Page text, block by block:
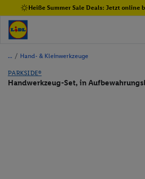
Heiße Summer Sale Deals: Jetzt online
/ Hand- & Kleinwerkzeuge
PARKSIDE®
Handwerkzeug-Set, in